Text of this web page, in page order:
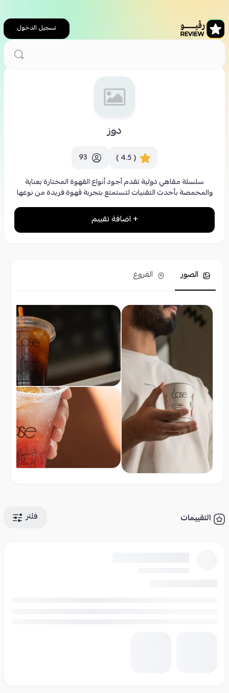
تسجيل الدخول
دوز
( 4.5 )
93
سلسلة مقاهي دولية تقدم أجود أنواع القهوة المختارة بعناية
والمحمصة بأحدث التقنيات لتستمتع بتجربة قهوة فريدة من نوعها
+ اضافة تقييم
الصور الفروع
التقييمات فلتر